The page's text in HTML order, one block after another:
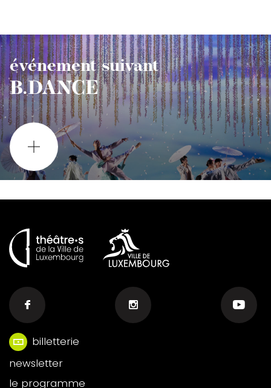
événement suivant
B.DANCE
Menu
footer
billetterie
newsletter
le programme